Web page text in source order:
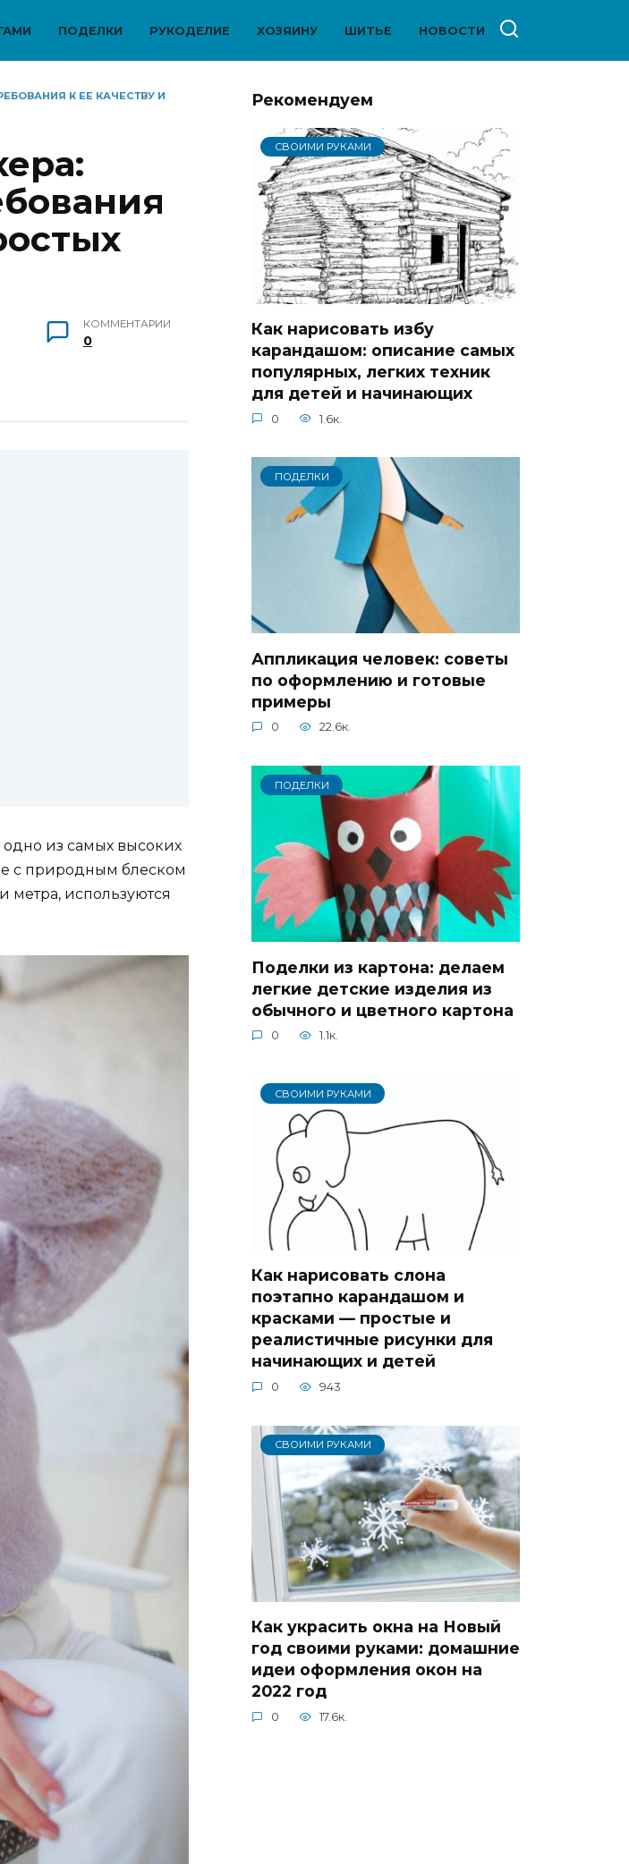
ПОДЕЛКИ РУКОДЕЛИЕ ХОЗЯИНУ ШИТЬЕ НОВОСТИ
К ЕЕ КАЧЕСТВУ И
КОММЕНТАРИИ
0
одно из самых высоких
с природным блеском
метра, используются
Рекомендуем
СВОИМИ РУКАМИ
Как нарисовать избу
карандашом: описание самых
популярных, легких техник
для детей и начинающих
0 1.6к.
ПОДЕЛКИ
Аппликация человек: советы
по оформлению и готовые
примеры
0 22.6к.
ПОДЕЛКИ
Поделки из картона: делаем
легкие детские изделия из
обычного и цветного картона
0 1.1к.
СВОИМИ РУКАМИ
Как нарисовать слона
поэтапно карандашом и
красками — простые и
реалистичные рисунки для
начинающих и детей
0 943
СВОИМИ РУКАМИ
Как украсить окна на Новый
год своими руками: домашние
идеи оформления окон на
2022 год
0 17.6к.